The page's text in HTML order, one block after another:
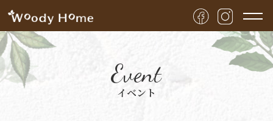
Event
イベント